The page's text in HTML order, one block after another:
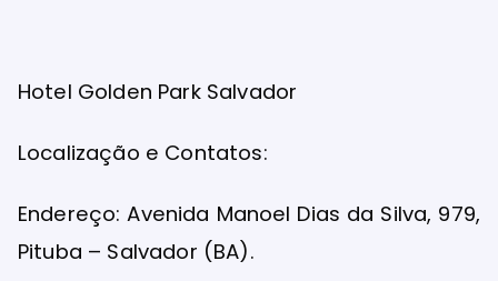
Hotel Golden Park Salvador
Localização e Contatos:
Endereço: Avenida Manoel Dias da Silva, 979,
Pituba – Salvador (BA).